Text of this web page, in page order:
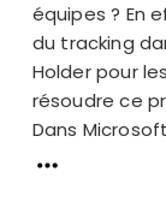
équipes ? En
du tracking
Holder pour
résoudre ce
Dans